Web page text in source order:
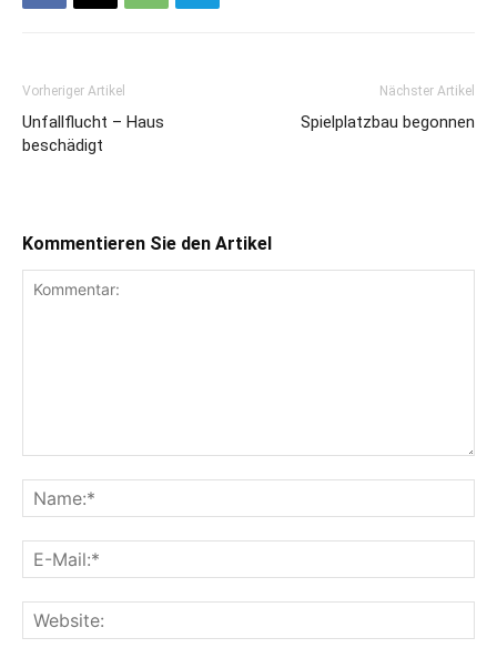
Vorheriger Artikel
Unfallflucht – Haus
beschädigt
Nächster Artikel
Spielplatzbau begonnen
Kommentieren Sie den Artikel